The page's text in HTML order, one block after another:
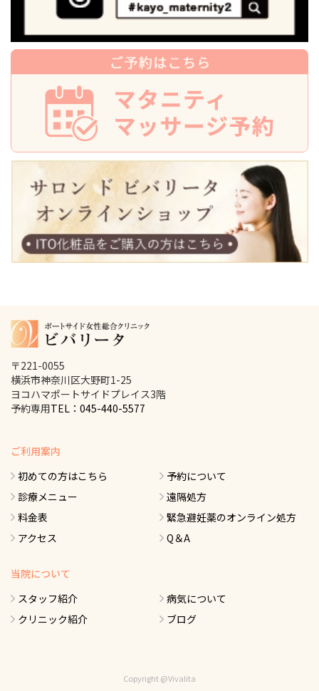
〒221-0055
横浜市神奈川区大野町1-25
ヨコハマポートサイドプレイス3階
予約専用TEL：045-440-5577
ご利用案内
初めての方はこちら
診療メニュー
料金表
アクセス
予約について
遠隔処方
緊急避妊薬のオンライン処方
Q＆A
当院について
スタッフ紹介
クリニック紹介
病気について
ブログ
Copyright @Vivalita